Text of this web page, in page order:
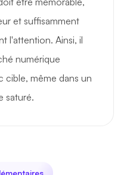
et suffisamment
l'attention. Ainsi, il
numérique
cible, même dans un
saturé.